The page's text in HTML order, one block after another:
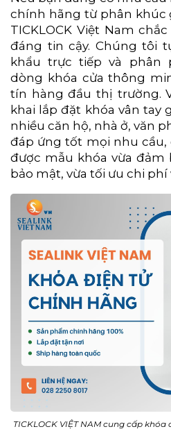
chính hãng từ phân khúc
TICKLOCK Việt Nam
đáng tin cậy. Chúng tôi
khẩu trực tiếp và phân
dòng khóa cửa thông
tín hàng đầu thị trường.
khai lắp đặt khóa vân tay
nhiều căn hộ, nhà ở, văn
đáp ứng tốt mọi nhu
được mẫu khóa vừa đảm
bảo mật, vừa tối ưu chi phí
TICKLOCK VIỆT NAM cung cấp